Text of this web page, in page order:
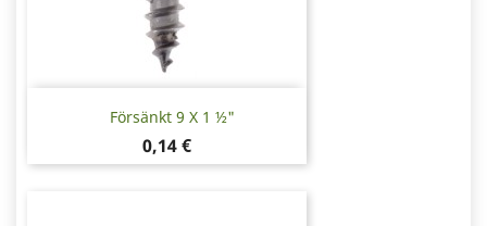
Försänkt 9 X 1 ½"
Pris
0,14 €